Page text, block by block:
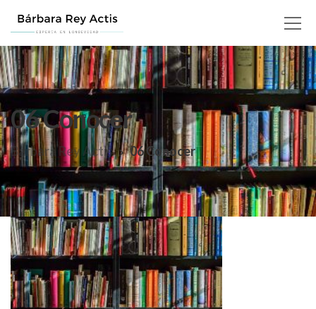
06 Conocer
Barbara Rey Actis 06 Conocer